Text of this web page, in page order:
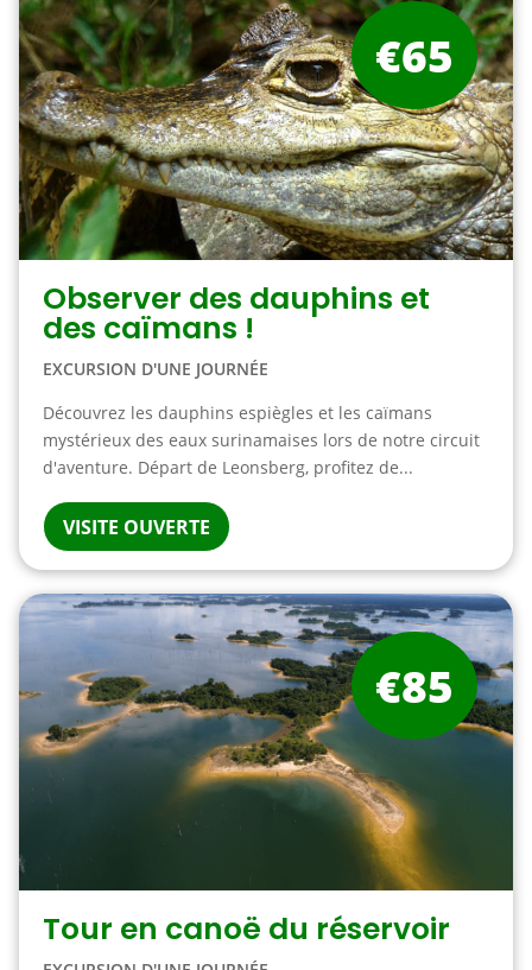
Observer des dauphins et
des caïmans !
EXCURSION D'UNE JOURNÉE
Découvrez les dauphins espiègles et les caïmans
mystérieux des eaux surinamaises lors de notre circuit
d'aventure. Départ de Leonsberg, profitez de...
VISITE OUVERTE
€65
Tour en canoë du réservoir
€85